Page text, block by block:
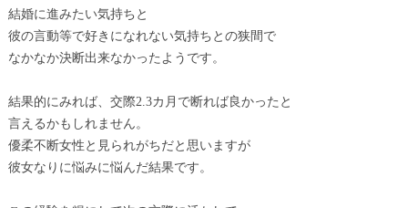
結婚に進みたい気持ちと
彼の言動等で好きになれない気持ちとの狭間で
なかなか決断出来なかったようです。
結果的にみれば、交際2.3カ月で断れば良かったと
言えるかもしれません。
優柔不断女性と見られがちだと思いますが
彼女なりに悩みに悩んだ結果です。